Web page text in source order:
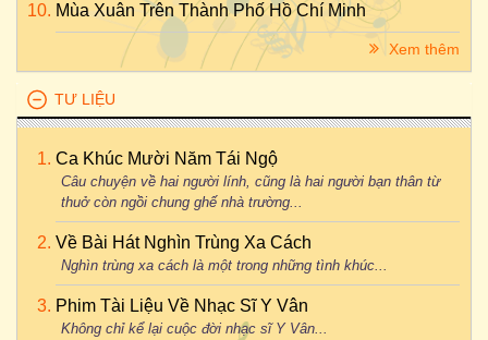
Mùa Xuân Trên Thành Phố Hồ Chí Minh
Xem thêm
TƯ LIỆU
Ca Khúc Mười Năm Tái Ngộ
Câu chuyện về hai người lính, cũng là hai người bạn thân từ
thuở còn ngồi chung ghế nhà trường...
Về Bài Hát Nghìn Trùng Xa Cách
Nghìn trùng xa cách là một trong những tình khúc...
Phim Tài Liệu Về Nhạc Sĩ Y Vân
Không chỉ kể lại cuộc đời nhạc sĩ Y Vân...